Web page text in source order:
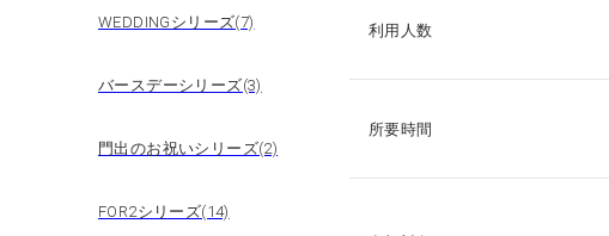
WEDDINGシリーズ(7)
バースデーシリーズ(3)
門出のお祝いシリーズ(2)
FOR2シリーズ(14)
利用人数
所要時間